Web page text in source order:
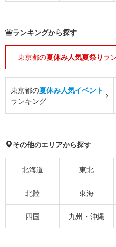
ランキングから探す
東京都の夏休み人気夏祭り ラ
東京都の夏休み人気イベント
ランキング
その他のエリアから探す
北海道 東北
北陸 東海
四国 九州・沖縄